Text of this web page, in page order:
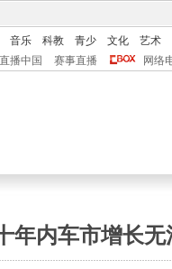
音乐 科教 青少 文化
艺术
直播中国 赛事直播 网络
年内车市增长无